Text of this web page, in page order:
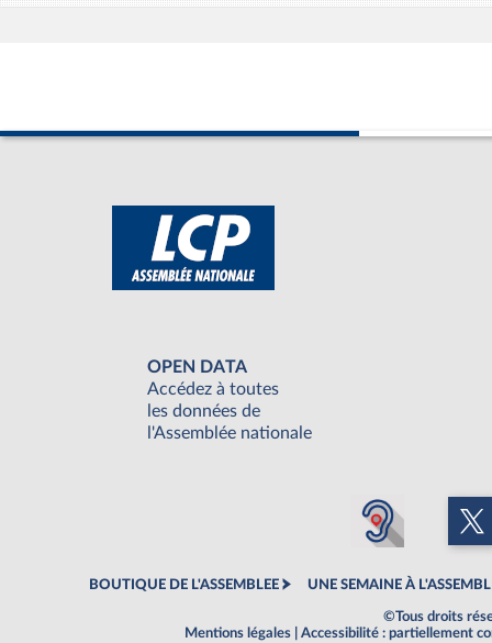
OPEN DATA
Accédez à toutes
les données de
l'Assemblée nationale
BOUTIQUE DE L'ASSEMBLEE UNE SEMAINE À
©Tous droits
Mentions légales
Accessibilité : partiellement